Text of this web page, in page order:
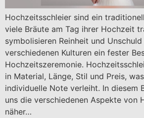
Hochzeitsschleier sind ein
viele Bräute am Tag ihrer Hochzeit
symbolisieren Reinheit und
verschiedenen Kulturen ein fester
Hochzeitszeremonie.
in Material, Länge, Stil und Preis,
individuelle Note verleiht. In diesem
uns die verschiedenen Aspekte von
näher…